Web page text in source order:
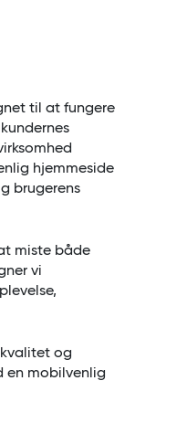
til at fungere
hjemmeside
brugerens
miste både
vi
og
en mobilvenlig